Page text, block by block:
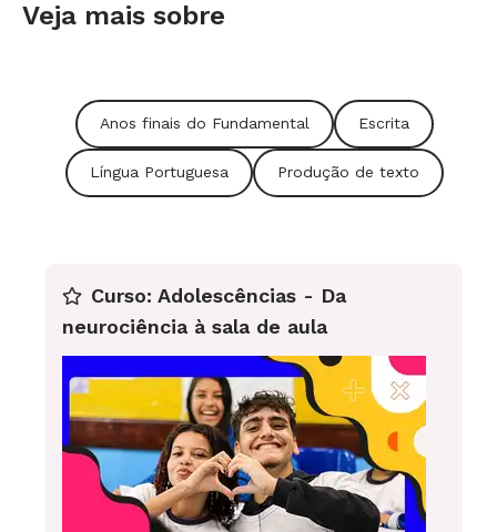
Veja mais sobre
Anos finais do Fundamental Escrita
Língua Portuguesa Produção de texto
Curso: Adolescências - Da
neurociência à sala de aula